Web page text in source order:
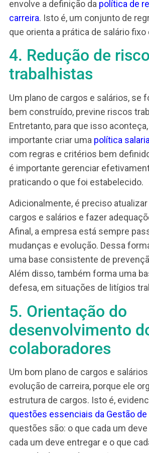
O plano de de cargos e
estrutura de cargos, bem
Dessa forma, orienta
pois evidencia os degraus
hierarquia organizacional.
O plano também permite que
gestão mais efetiva da
palavras, isso significa maior
folha de pagamento.
Isso porque uma das etapas da
envolve a definição dapolítica
carreira. Isto é, um conjunto de
que orienta a prática de salário
4. Redução de
trabalhistas
Um plano de cargos e
bem construído, previne riscos
Entretanto, para que isso
importante criar umapolítica
com regras e critérios bem
é importante gerenciar
praticando o que foi
Adicionalmente, é preciso
cargos e salários e fazer
Afinal, a empresa está sempre